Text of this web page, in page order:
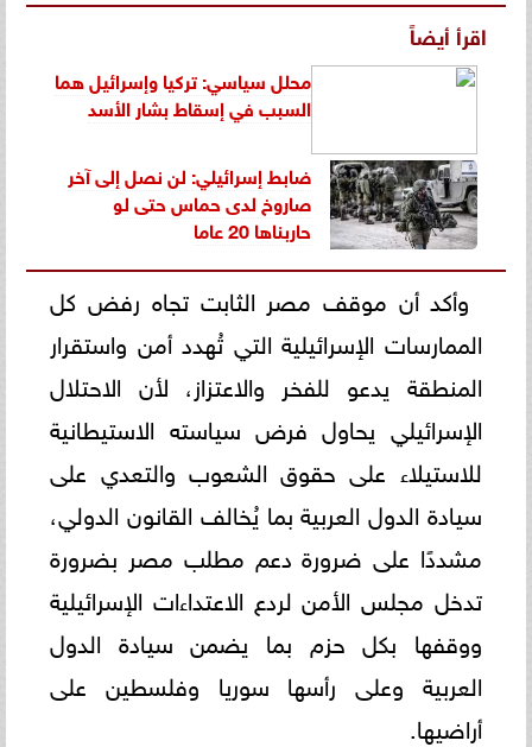
اقرأ أيضاً
محلل سياسي: تركيا وإسرائيل هما
السبب في إسقاط بشار الأسد
ضابط إسرائيلي: لن نصل إلى آخر
صاروخ لدى حماس حتى لو
حاربناها 20 عاما
وأكد أن موقف مصر الثابت تجاه رفض كل
الممارسات الإسرائيلية التي تُهدد أمن واستقرار
المنطقة يدعو للفخر والاعتزاز، لأن الاحتلال
الإسرائيلي يحاول فرض سياسته الاستيطانية
للاستيلاء على حقوق الشعوب والتعدي على
سيادة الدول العربية بما يُخالف القانون الدولي،
مشددًا على ضرورة دعم مطلب مصر بضرورة
تدخل مجلس الأمن لردع الاعتداءات الإسرائيلية
ووقفها بكل حزم بما يضمن سيادة الدول
العربية وعلى رأسها سوريا وفلسطين على
أراضيها.